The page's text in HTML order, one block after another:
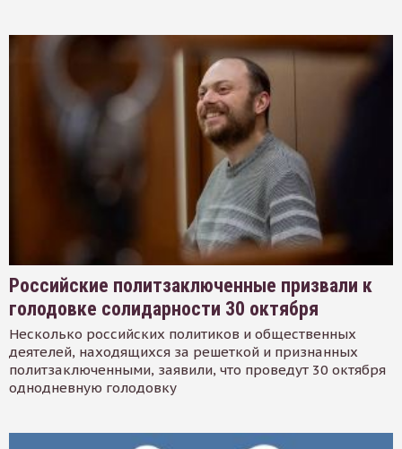
Российские политзаключенные призвали к
голодовке солидарности 30 октября
Несколько российских политиков и общественных
деятелей, находящихся за решеткой и признанных
политзаключенными, заявили, что проведут 30 октября
однодневную голодовку